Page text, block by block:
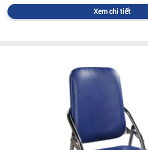
Xem chi tiết